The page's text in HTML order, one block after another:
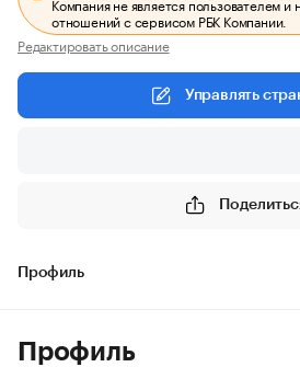
отношений с сервисом РБК Компании.
Редактировать описание
Управлять
Профиль
Профиль